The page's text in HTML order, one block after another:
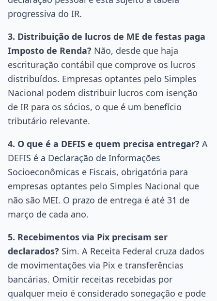
progressiva do IR.
3. Distribuição de lucros de ME de festas paga
Imposto de Renda? Não, desde que haja
escrituração contábil que comprove os lucros
distribuídos. Empresas optantes pelo Simples
Nacional podem distribuir lucros com isenção
de IR para os sócios, o que é um benefício
tributário relevante.
4. O que é a DEFIS e quem precisa entregar? A
DEFIS é a Declaração de Informações
Socioeconômicas e Fiscais, obrigatória para
empresas optantes pelo Simples Nacional que
não são MEI. O prazo de entrega é até 31 de
março de cada ano.
5. Recebimentos via Pix precisam ser
declarados? Sim. A Receita Federal cruza dados
de movimentações via Pix e transferências
bancárias. Omitir receitas recebidas por
qualquer meio é considerado sonegação e pode